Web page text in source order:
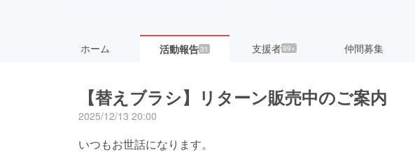
ホーム 活動報告31 支援者99+ 仲間募集
【替えブラシ】リターン販売中のご案内
2025/12/13 20:00
いつもお世話になります。